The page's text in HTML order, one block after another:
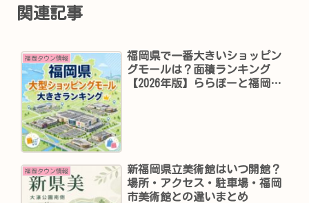
関連記事
福岡タウン情報
福岡県で一番大きいショッピン
グモールは？面積ランキング
【2026年版】ららぽーと福岡は
福岡タウン情報
新福岡県立美術館はいつ開館？
場所・アクセス・駐車場・福岡
市美術館との違いまとめ